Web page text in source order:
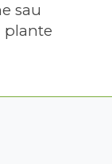
sau
plante